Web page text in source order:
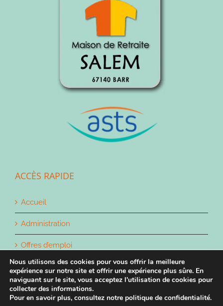
ACCÈS RAPIDE
Accueil
Administration
Offres d’emploi
Contact
Nous utilisons des cookies pour vous offrir la meilleure
expérience sur notre site et offrir une expérience plus sûre. En
naviguant sur le site, vous acceptez l'utilisation de cookies pour
collecter des informations.
Pour en savoir plus, consultez notre politique de confidentialité.